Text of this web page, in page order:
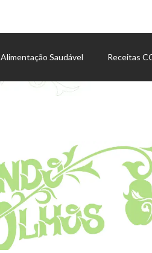
Alimentação Saudável Receitas